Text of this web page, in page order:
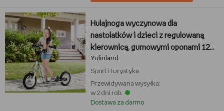
Hulajnoga wyczynowa dla
nastolatków i dzieci z regulowaną
kierownicą, gumowymi oponami 12
cali, podwójnym systemem
hamowania, biała
Yulinland
Sport i turystyka
Przewidywana wysyłka:
w 2 dni rob.
Dostawa za darmo